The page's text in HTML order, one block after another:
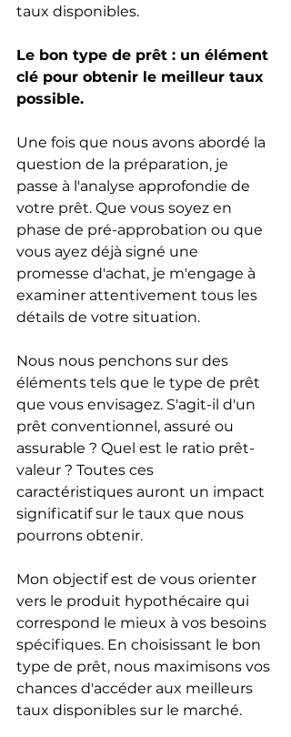
taux disponibles.
Le bon type de prêt : un élément
clé pour obtenir le meilleur taux
possible.
Une fois que nous avons abordé la
question de la préparation, je
passe à l'analyse approfondie de
votre prêt. Que vous soyez en
phase de pré-approbation ou que
vous ayez déjà signé une
promesse d'achat, je m'engage à
examiner attentivement tous les
détails de votre situation.
Nous nous penchons sur des
éléments tels que le type de prêt
que vous envisagez. S'agit-il d'un
prêt conventionnel, assuré ou
assurable ? Quel est le ratio prêt-
valeur ? Toutes ces
caractéristiques auront un impact
significatif sur le taux que nous
pourrons obtenir.
Mon objectif est de vous orienter
vers le produit hypothécaire qui
correspond le mieux à vos besoins
spécifiques. En choisissant le bon
type de prêt, nous maximisons vos
chances d'accéder aux meilleurs
taux disponibles sur le marché.